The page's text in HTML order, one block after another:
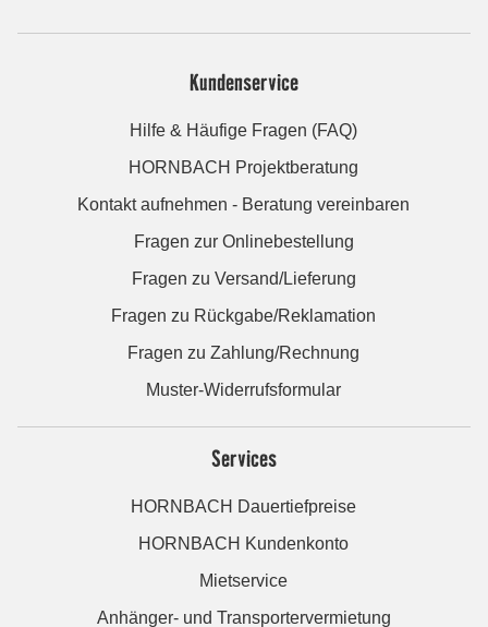
Kundenservice
Hilfe & Häufige Fragen (FAQ)
HORNBACH Projektberatung
Kontakt aufnehmen - Beratung vereinbaren
Fragen zur Onlinebestellung
Fragen zu Versand/Lieferung
Fragen zu Rückgabe/Reklamation
Fragen zu Zahlung/Rechnung
Muster-Widerrufsformular
Services
HORNBACH Dauertiefpreise
HORNBACH Kundenkonto
Mietservice
Anhänger- und Transportervermietung